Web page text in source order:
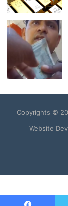
Copyrights ©
Website